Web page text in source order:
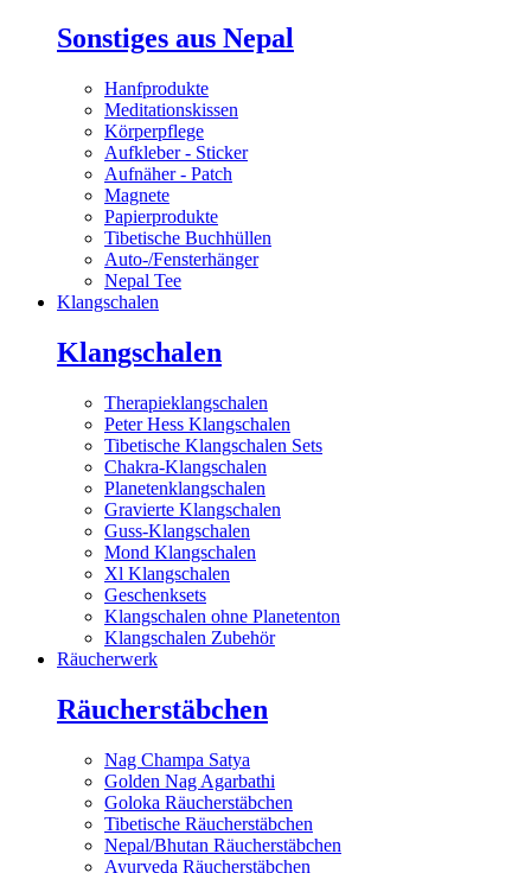
Sonstiges aus Nepal
Hanfprodukte
Meditationskissen
Körperpflege
Aufkleber - Sticker
Aufnäher - Patch
Magnete
Papierprodukte
Tibetische Buchhüllen
Auto-/Fensterhänger
Nepal Tee
Klangschalen
Klangschalen
Therapieklangschalen
Peter Hess Klangschalen
Tibetische Klangschalen Sets
Chakra-Klangschalen
Planetenklangschalen
Gravierte Klangschalen
Guss-Klangschalen
Mond Klangschalen
Xl Klangschalen
Geschenksets
Klangschalen ohne Planetenton
Klangschalen Zubehör
Räucherwerk
Räucherstäbchen
Nag Champa Satya
Golden Nag Agarbathi
Goloka Räucherstäbchen
Tibetische Räucherstäbchen
Nepal/Bhutan Räucherstäbchen
Ayurveda Räucherstäbchen